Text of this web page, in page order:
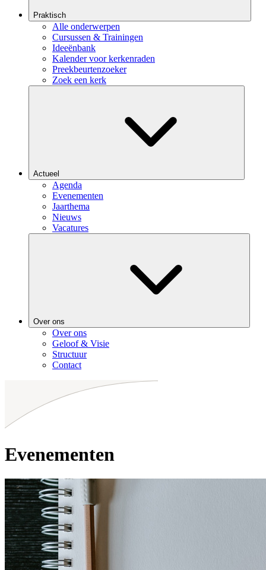
Praktisch
Alle onderwerpen
Cursussen & Trainingen
Ideeënbank
Kalender voor kerkenraden
Preekbeurtenzoeker
Zoek een kerk
Actueel
Agenda
Evenementen
Jaarthema
Nieuws
Vacatures
Over ons
Over ons
Geloof & Visie
Structuur
Contact
Evenementen